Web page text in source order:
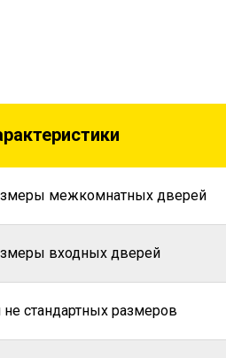
межкомнатных дверей
входных дверей
стандартных размеров